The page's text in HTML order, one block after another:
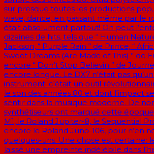
sur presque toutes les productions
wave, dance, en passant même par le
était absolument partout! On peut
dizaines de hits, tels que “ Human
Jackson, “ Purple Rain ” de Prince, “
Sweet Dreams (Are Made of This) ” de
encore “ Don’t Stop Believin ” de
encore longue. Le DX7 n’était pas
instrument: c’était un outil
le son des années 80 et dont l’impact
sentir dans la musique moderne. De
synthétiseurs ont marqué cette
M1, le Roland Jupiter-8, le Sequential
encore le Roland Juno-106, pour n’en
quelques-uns. Une chose est certaine:
laissé une empreinte indélébile dans